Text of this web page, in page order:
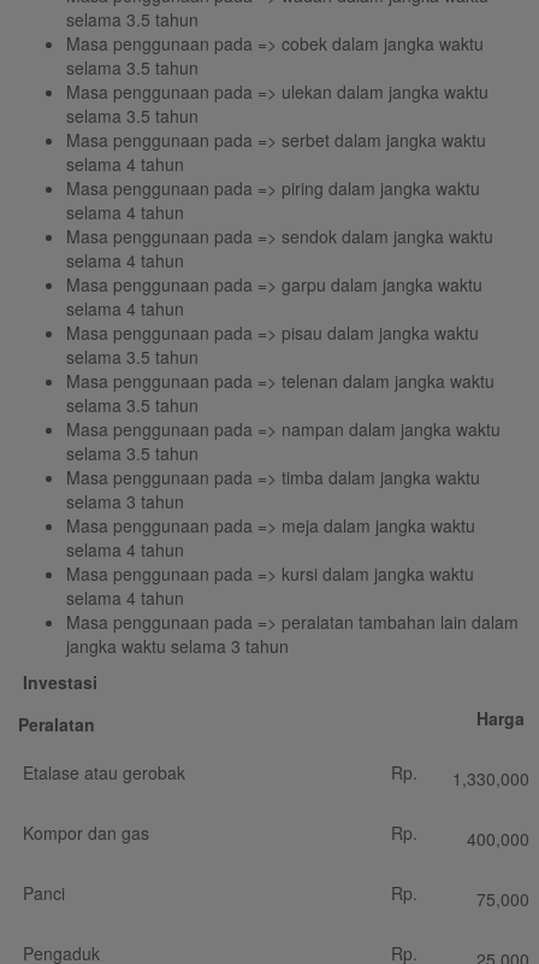
selama 3.5 tahun
Masa penggunaan pada => cobek dalam jangka waktu
selama 3.5 tahun
Masa penggunaan pada => ulekan dalam jangka waktu
selama 3.5 tahun
Masa penggunaan pada => serbet dalam jangka waktu
selama 4 tahun
Masa penggunaan pada => piring dalam jangka waktu
selama 4 tahun
Masa penggunaan pada => sendok dalam jangka waktu
selama 4 tahun
Masa penggunaan pada => garpu dalam jangka waktu
selama 4 tahun
Masa penggunaan pada => pisau dalam jangka waktu
selama 3.5 tahun
Masa penggunaan pada => telenan dalam jangka waktu
selama 3.5 tahun
Masa penggunaan pada => nampan dalam jangka waktu
selama 3.5 tahun
Masa penggunaan pada => timba dalam jangka waktu
selama 3 tahun
Masa penggunaan pada => meja dalam jangka waktu
selama 4 tahun
Masa penggunaan pada => kursi dalam jangka waktu
selama 4 tahun
Masa penggunaan pada => peralatan tambahan lain dalam
jangka waktu selama 3 tahun
Investasi
Peralatan
Harga
Etalase atau gerobak Rp. 1,330,000
Kompor dan gas Rp. 400,000
Panci Rp. 75,000
Pengaduk Rp. 25,000